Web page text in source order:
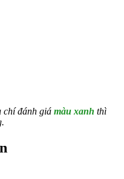
chí đánh giá màu xanh thì